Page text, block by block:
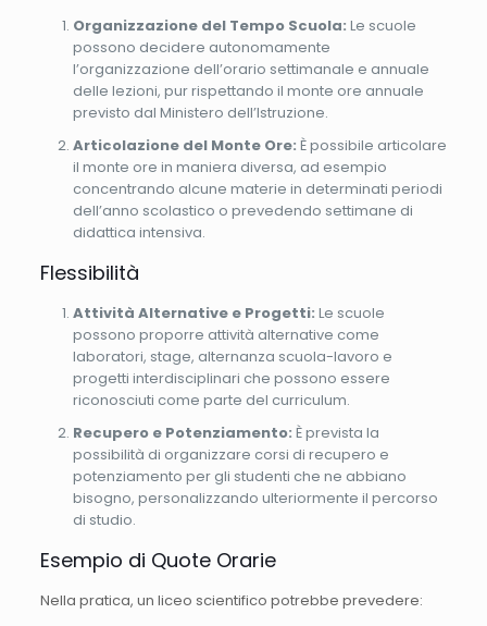
Organizzazione del Tempo Scuola: Le scuole
possono decidere autonomamente
l’organizzazione dell’orario settimanale e annuale
delle lezioni, pur rispettando il monte ore annuale
previsto dal Ministero dell’Istruzione.
Articolazione del Monte Ore: È possibile articolare
il monte ore in maniera diversa, ad esempio
concentrando alcune materie in determinati periodi
dell’anno scolastico o prevedendo settimane di
didattica intensiva.
Flessibilità
Attività Alternative e Progetti: Le scuole
possono proporre attività alternative come
laboratori, stage, alternanza scuola-lavoro e
progetti interdisciplinari che possono essere
riconosciuti come parte del curriculum.
Recupero e Potenziamento: È prevista la
possibilità di organizzare corsi di recupero e
potenziamento per gli studenti che ne abbiano
bisogno, personalizzando ulteriormente il percorso
di studio.
Esempio di Quote Orarie
Nella pratica, un liceo scientifico potrebbe prevedere: